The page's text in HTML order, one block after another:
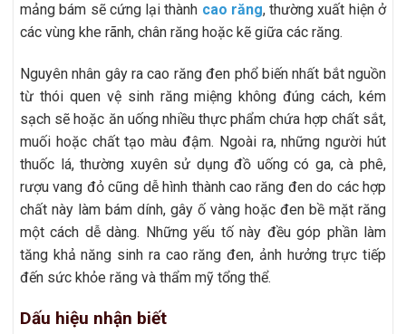
mảng bám sẽ cứng lại thành cao răng, thường xuất hiện ở
các vùng khe rãnh, chân răng hoặc kẽ giữa các răng.
Nguyên nhân gây ra cao răng đen phổ biến nhất bắt nguồn
từ thói quen vệ sinh răng miệng không đúng cách, kém
sạch sẽ hoặc ăn uống nhiều thực phẩm chứa hợp chất sắt,
muối hoặc chất tạo màu đậm. Ngoài ra, những người hút
thuốc lá, thường xuyên sử dụng đồ uống có ga, cà phê,
rượu vang đỏ cũng dễ hình thành cao răng đen do các hợp
chất này làm bám dính, gây ố vàng hoặc đen bề mặt răng
một cách dễ dàng. Những yếu tố này đều góp phần làm
tăng khả năng sinh ra cao răng đen, ảnh hưởng trực tiếp
đến sức khỏe răng và thẩm mỹ tổng thể.
Dấu hiệu nhận biết